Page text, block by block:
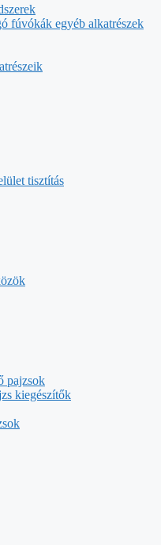
fúvókák egyéb alkatrészek
tisztítás
pajzsok
kiegészítők